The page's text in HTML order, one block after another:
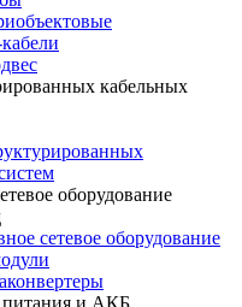
кабельных
оборудование
сетевое оборудование
и АКБ